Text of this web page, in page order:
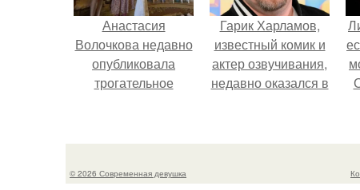
Анастасия
Волочкова недавно
опубликовала
трогательное
которой она
Гарик Харламов,
известный комик и
актер озвучивания,
недавно оказался в
над озвучкой
© 2026 Современная девушка